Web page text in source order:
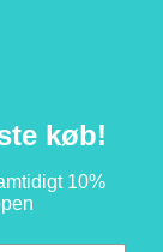
køb!
10%